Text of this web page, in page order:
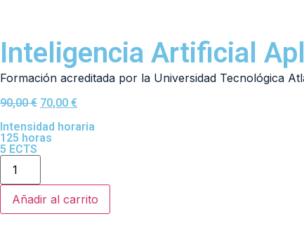
Inteligencia Artificial
Formación acreditada por la Universidad Tecnológica
90,00€ 70,00 €
Intensidad horaria
125 horas
5 ECTS
Añadir al carrito